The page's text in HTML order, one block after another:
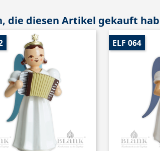
die diesen Artikel gekauft
ELF 064